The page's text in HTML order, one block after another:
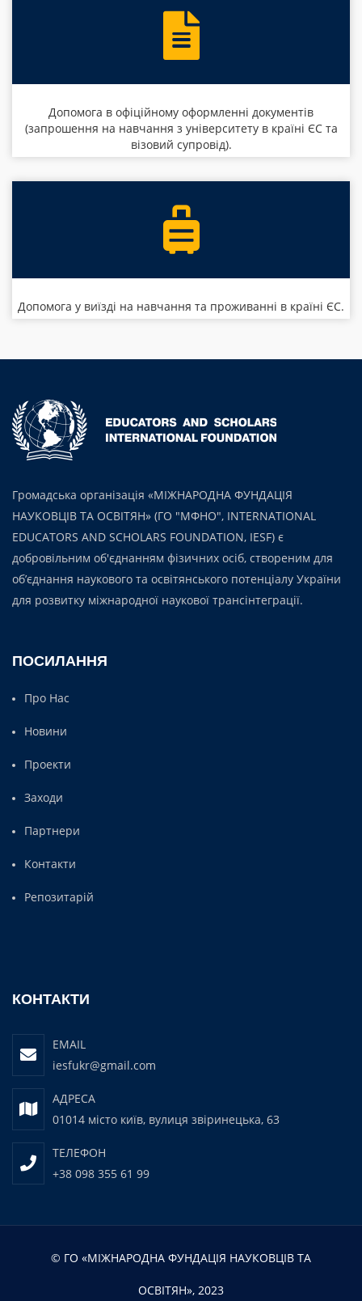
Допомога в офіційному оформленні документів
(запрошення на навчання з університету в країні ЄС та
візовий супровід).
Допомога у виїзді на навчання та проживанні в країні ЄС.
Громадська організація «МІЖНАРОДНА ФУНДАЦІЯ
НАУКОВЦІВ ТА ОСВІТЯН» (ГО "МФНО", INTERNATIONAL
EDUCATORS AND SCHOLARS FOUNDATION, IESF) є
добровільним об'єднанням фізичних осіб, створеним для
об’єднання наукового та освітянського потенціалу України
для розвитку міжнародної наукової трансінтеграції.
ПОСИЛАННЯ
Про Нас
Новини
Проекти
Заходи
Партнери
Контакти
Репозитарій
КОНТАКТИ
EMAIL
iesfukr@gmail.com
АДРЕСА
01014 місто київ, вулиця звіринецька, 63
ТЕЛЕФОН
+38 098 355 61 99
© ГО «МІЖНАРОДНА ФУНДАЦІЯ НАУКОВЦІВ ТА
ОСВІТЯН», 2023